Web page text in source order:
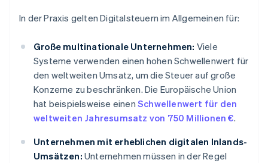
In der Praxis gelten Digitalsteuern im Allgemeinen für:
Große multinationale Unternehmen: Viele
Systeme verwenden einen hohen Schwellenwert für
den weltweiten Umsatz, um die Steuer auf große
Konzerne zu beschränken. Die Europäische Union
hat beispielsweise einen Schwellenwert für den
weltweiten Jahresumsatz von 750 Millionen €.
Unternehmen mit erheblichen digitalen Inlands-
Umsätzen: Unternehmen müssen in der Regel